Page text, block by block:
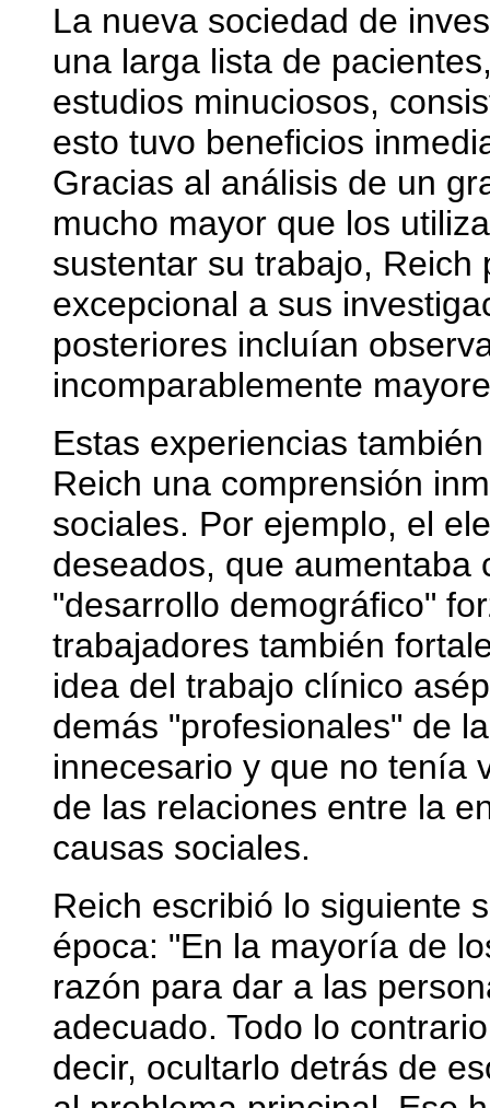
La nueva sociedad de
una larga lista de
estudios minuciosos,
esto tuvo beneficios
Gracias al análisis de un
mucho mayor que los
sustentar su trabajo,
excepcional a sus
posteriores incluían
incomparablemente
Estas experiencias
Reich una comprensión
sociales. Por ejemplo, el
deseados, que
"desarrollo demográfico"
trabajadores también
idea del trabajo clínico
demás "profesionales" de
innecesario y que no tenía
de las relaciones entre la
causas sociales.
Reich escribió lo siguiente
época: "En la mayoría de
razón para dar a las
adecuado. Todo lo
decir, ocultarlo detrás de